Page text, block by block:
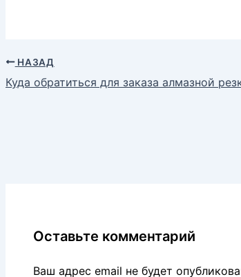
НАЗАД
Куда обратиться для заказа алмазной
Оставьте комментарий
Ваш адрес email не будет